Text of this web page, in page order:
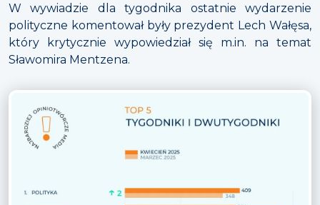
W wywiadzie dla tygodnika ostatnie wydarzenie
polityczne komentował były prezydent Lech Wałęsa,
który krytycznie wypowiedział się m.in. na temat
Sławomira Mentzena.